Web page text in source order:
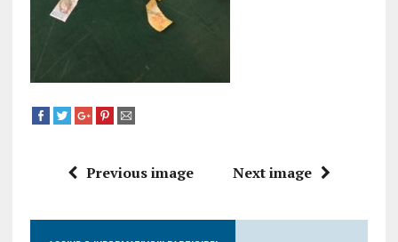
Previous image Next image